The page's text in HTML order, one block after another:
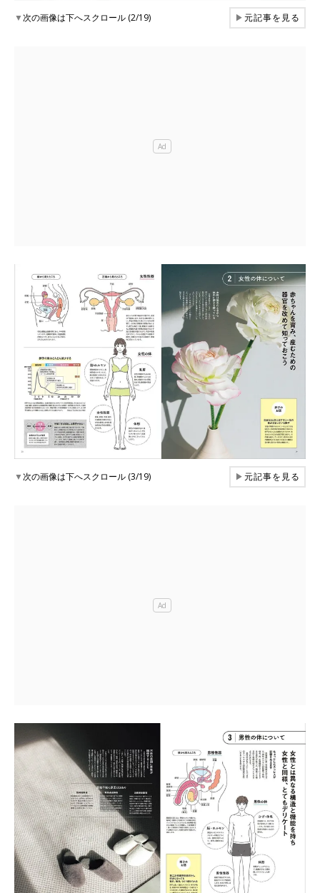
▼次の画像は下へスクロール (2/19) ▶元記事を見る
▼次の画像は下へスクロール (3/19) ▶元記事を見る